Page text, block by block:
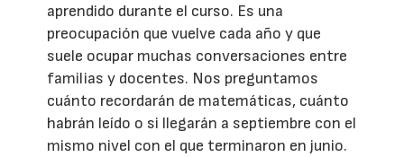
aprendido durante el curso. Es una
preocupación que vuelve cada año y que
suele ocupar muchas conversaciones entre
familias y docentes. Nos preguntamos
cuánto recordarán de matemáticas, cuánto
habrán leído o si llegarán a septiembre con el
mismo nivel con el que terminaron en junio.